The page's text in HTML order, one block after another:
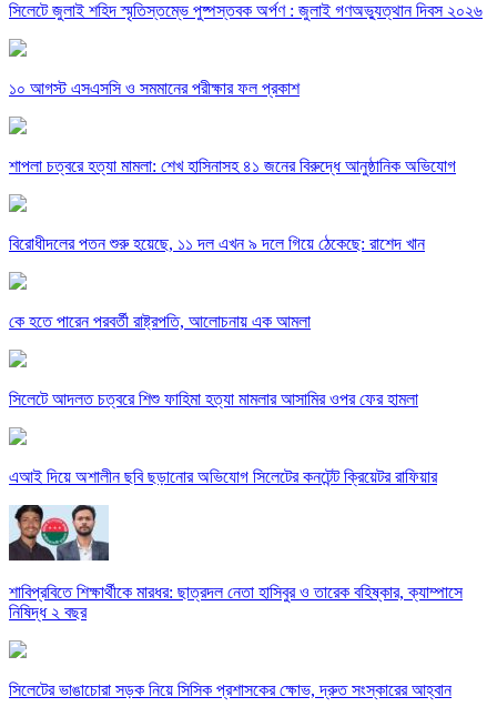
সিলেটে জুলাই শহিদ স্মৃতিস্তম্ভে পুষ্পস্তবক অর্পণ : জুলাই গণঅভ্যুত্থান দিবস ২০২৬
১০ আগস্ট এসএসসি ও সমমানের পরীক্ষার ফল প্রকাশ
শাপলা চত্বরে হত্যা মামলা: শেখ হাসিনাসহ ৪১ জনের বিরুদ্ধে আনুষ্ঠানিক অভিযোগ
বিরোধীদলের পতন শুরু হয়েছে, ১১ দল এখন ৯ দলে গিয়ে ঠেকেছে: রাশেদ খান
কে হতে পারেন পরবর্তী রাষ্ট্রপতি, আলোচনায় এক আমলা
সিলেটে আদলত চত্বরে শিশু ফাহিমা হত্যা মামলার আসামির ওপর ফের হামলা
এআই দিয়ে অশালীন ছবি ছড়ানোর অভিযোগ সিলেটের কনটেন্ট ক্রিয়েটর রাফিয়ার
শাবিপ্রবিতে শিক্ষার্থীকে মারধর: ছাত্রদল নেতা হাসিবুর ও তারেক বহিষ্কার, ক্যাম্পাসে
নিষিদ্ধ ২ বছর
সিলেটের ভাঙাচোরা সড়ক নিয়ে সিসিক প্রশাসকের ক্ষোভ, দ্রুত সংস্কারের আহ্বান